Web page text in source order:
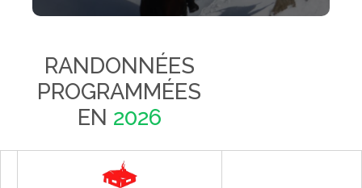
RANDONNÉES
PROGRAMMÉES
EN 2026